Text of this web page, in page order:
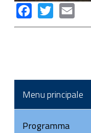
FacebookTwitter
Menu principale
Programma